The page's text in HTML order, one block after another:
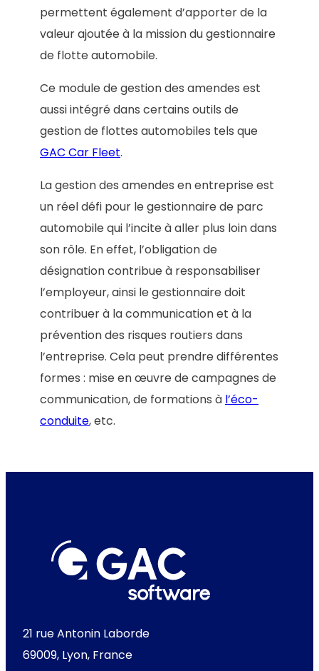
permettent également d’apporter de la
valeur ajoutée à la mission du gestionnaire
de flotte automobile.
Ce module de gestion des amendes est
aussi intégré dans certains outils de
gestion de flottes automobiles tels que
GAC Car Fleet.
La gestion des amendes en entreprise est
un réel défi pour le gestionnaire de parc
automobile qui l’incite à aller plus loin dans
son rôle. En effet, l’obligation de
désignation contribue à responsabiliser
l’employeur, ainsi le gestionnaire doit
contribuer à la communication et à la
prévention des risques routiers dans
l’entreprise. Cela peut prendre différentes
formes : mise en œuvre de campagnes de
communication, de formations à l’éco-
conduite, etc.
21 rue Antonin Laborde
69009, Lyon, France